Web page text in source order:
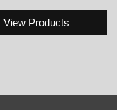
View Products